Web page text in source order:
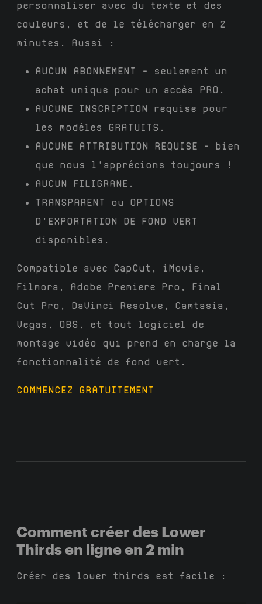
personnaliser avec du texte et des
couleurs, et de le télécharger en 2
minutes. Aussi :
AUCUN ABONNEMENT
– seulement un
achat unique pour un accès PRO.
AUCUNE INSCRIPTION
requise pour
les modèles GRATUITS.
AUCUNE ATTRIBUTION REQUISE – bien
que nous l'apprécions toujours !
AUCUN FILIGRANE .
TRANSPARENT
ou OPTIONS
D'EXPORTATION DE FOND VERT
disponibles.
Compatible avec CapCut, iMovie,
Filmora, Adobe Premiere Pro, Final
Cut Pro, DaVinci Resolve, Camtasia,
Vegas, OBS, et tout logiciel de
montage vidéo qui prend en charge la
fonctionnalité de fond vert.
COMMENCEZ GRATUITEMENT
Comment créer des Lower
Thirds en ligne en 2 min
Créer des lower thirds est facile :